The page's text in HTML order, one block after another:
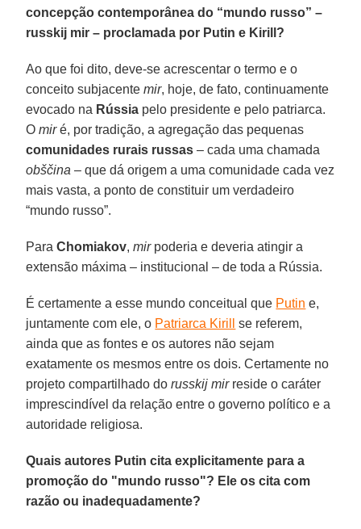
concepção contemporânea do “mundo russo” –
russkij mir – proclamada por Putin e Kirill?
Ao que foi dito, deve-se acrescentar o termo e o
conceito subjacentemir, hoje, de fato, continuamente
evocado na Rússia pelo presidente e pelo patriarca.
Omiré, por tradição, a agregação das pequenas
comunidades rurais russas – cada uma chamada
obščina – que dá origem a uma comunidade cada vez
mais vasta, a ponto de constituir um verdadeiro
“mundo russo”.
ParaChomiakov,mirpoderia e deveria atingir a
extensão máxima – institucional – de toda a Rússia.
É certamente a esse mundo conceitual que Putin e,
juntamente com ele, o Patriarca Kirill
se referem,
ainda que as fontes e os autores não sejam
exatamente os mesmos entre os dois. Certamente no
projeto compartilhado dorusskij mirreside o caráter
imprescindível da relação entre o governo político e a
autoridade religiosa.
Quais autores Putin cita explicitamente para a
promoção do "mundo russo"? Ele os cita com
razão ou inadequadamente?